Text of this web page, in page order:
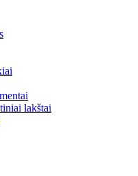
lakštai